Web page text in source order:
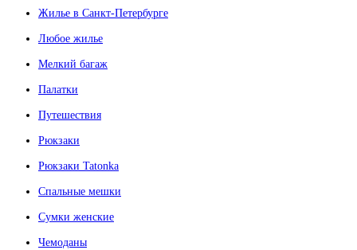
Жилье в Санкт-Петербурге
Любое жилье
Мелкий багаж
Палатки
Путешествия
Рюкзаки
Рюкзаки Tatonka
Спальные мешки
Сумки женские
Чемоданы